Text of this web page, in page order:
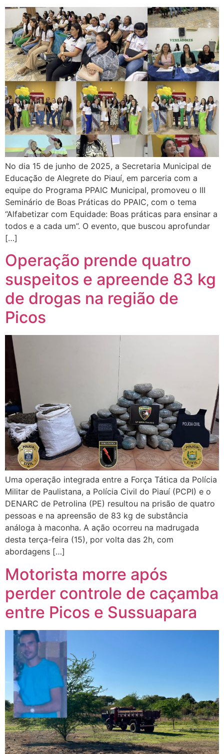
No dia 15 de junho de 2025, a Secretaria Municipal de
Educação de Alegrete do Piauí, em parceria com a
equipe do Programa PPAIC Municipal, promoveu o III
Seminário de Boas Práticas do PPAIC, com o tema
“Alfabetizar com Equidade: Boas práticas para ensinar a
todos e a cada um”. O evento, que buscou aprofundar
[…]
Operação prende quatro
suspeitos e apreende 83 kg
de drogas na região de
Picos
Uma operação integrada entre a Força Tática da Polícia
Militar de Paulistana, a Polícia Civil do Piauí (PCPI) e o
DENARC de Petrolina (PE) resultou na prisão de quatro
pessoas e na apreensão de 83 kg de substância
análoga à maconha. A ação ocorreu na madrugada
desta terça-feira (15), por volta das 2h, com
abordagens […]
Motorista morre após
perder controle de caçamba
entre Picos e Sussuapara